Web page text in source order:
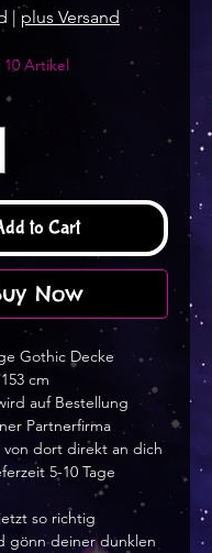
| plus Versand
10 Artikel
to Cart
Now
Gothic Decke
cm
auf Bestellung
Partnerfirma
dort direkt an dich
5-10 Tage
so richtig
gönn deiner dunklen